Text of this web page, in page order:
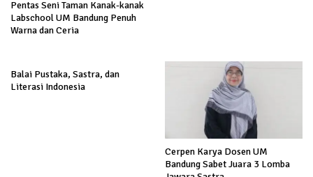
Pentas Seni Taman Kanak-kanak
Labschool UM Bandung Penuh
Warna dan Ceria
Balai Pustaka, Sastra, dan
Literasi Indonesia
Cerpen Karya Dosen UM
Bandung Sabet Juara 3 Lomba